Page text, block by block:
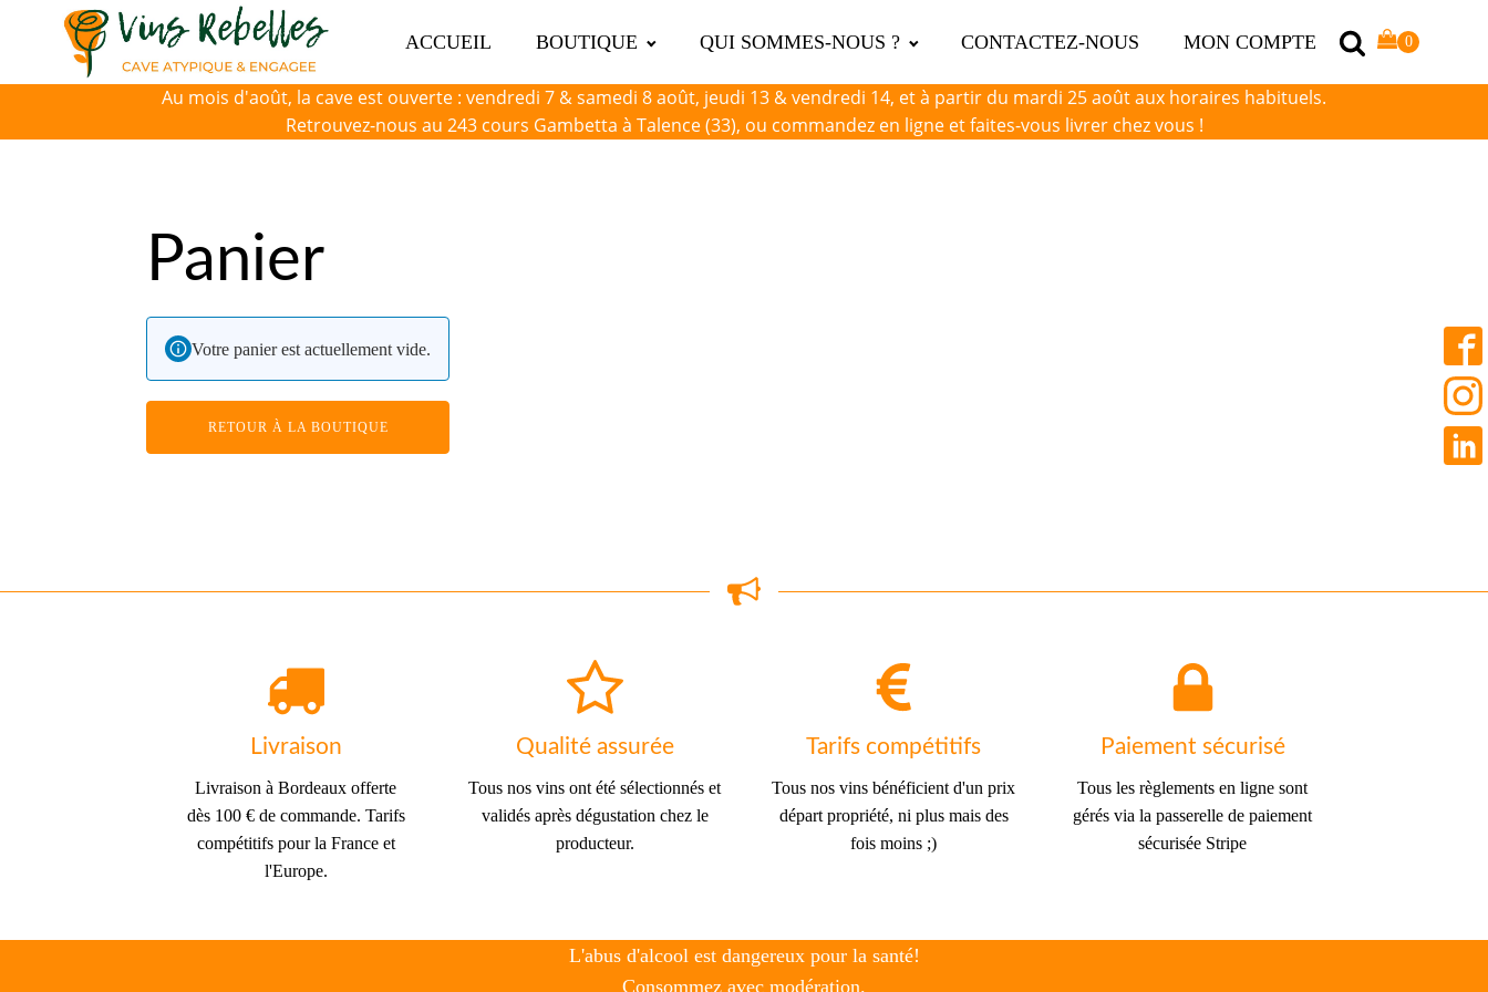
ACCUEIL BOUTIQUE QUI SOMMES-NOUS ? CONTACTEZ-NOUS MON COMPTE
Au mois d'août, la cave est ouverte : vendredi 7 & samedi 8 août, jeudi 13 & vendredi 14, et à partir du mardi 25 août aux horaires habituels.
Retrouvez-nous au 243 cours Gambetta à Talence (33), ou commandez en ligne et faites-vous livrer chez vous !
Panier
Votre panier est actuellement vide.
RETOUR À LA BOUTIQUE
Livraison
Livraison à Bordeaux offerte
dès 100 € de commande. Tarifs
compétitifs pour la France et
l'Europe.
Qualité assurée
Tous nos vins ont été sélectionnés et
validés après dégustation chez le
producteur.
Tarifs compétitifs
Tous nos vins bénéficient d'un prix
départ propriété, ni plus mais des
fois moins ;)
Paiement sécurisé
Tous les règlements en ligne sont
gérés via la passerelle de paiement
sécurisée Stripe
L'abus d'alcool est dangereux pour la santé!
Consommez avec modération.